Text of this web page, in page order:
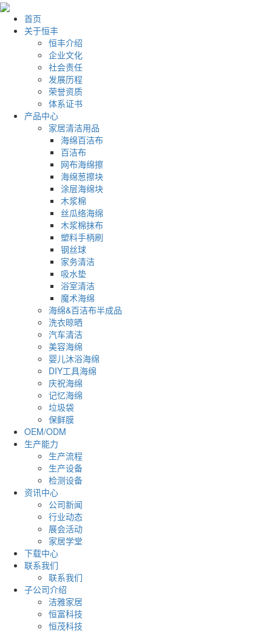
首页
关于恒丰
恒丰介绍
企业文化
社会责任
发展历程
荣誉资质
体系证书
产品中心
家居清洁用品
海绵百洁布
百洁布
网布海绵擦
海绵葱擦块
涂层海绵块
木浆棉
丝瓜络海绵
木浆棉抹布
塑料手柄刷
钢丝球
家务清洁
吸水垫
浴室清洁
魔术海绵
海绵&百洁布半成品
洗衣晾晒
汽车清洁
美容海绵
婴儿沐浴海绵
DIY工具海绵
庆祝海绵
记忆海绵
垃圾袋
保鲜膜
OEM/ODM
生产能力
生产流程
生产设备
检测设备
资讯中心
公司新闻
行业动态
展会活动
家居学堂
下载中心
联系我们
联系我们
子公司介绍
洁雅家居
恒富科技
恒茂科技